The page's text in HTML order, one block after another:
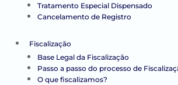
Tratamento Especial Dispensado
Cancelamento de Registro
Fiscalização
Base Legal da Fiscalização
Passo a passo do processo de
O que fiscalizamos?